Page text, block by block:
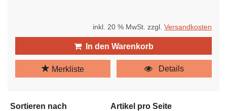
inkl. 20 % MwSt. zzgl. Versandkosten
In den Warenkorb
Merkliste Details
Sortieren nach Artikel pro Seite